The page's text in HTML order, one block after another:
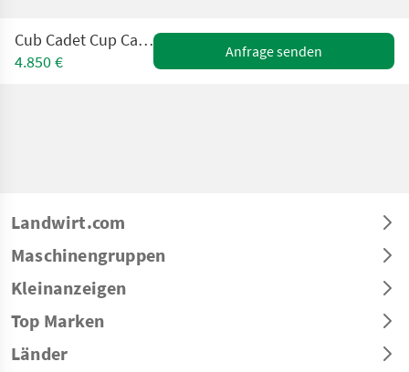
Cub Cadet Cup Cadet XT2 QR 106
4.850 €
Anfrage senden
Landwirt.com
Maschinengruppen
Kleinanzeigen
Top Marken
Länder